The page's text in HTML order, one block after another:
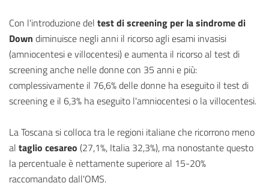
Con l'introduzione del test di screening per la sindrome di
Down diminuisce negli anni il ricorso agli esami invasisi
(amniocentesi e villocentesi) e aumenta il ricorso al test di
screening anche nelle donne con 35 anni e più:
complessivamente il 76,6% delle donne ha eseguito il test di
screening e il 6,3% ha eseguito l'amniocentesi o la villocentesi.
La Toscana si colloca tra le regioni italiane che ricorrono meno
al taglio cesareo (27,1%, Italia 32,3%), ma nonostante questo
la percentuale è nettamente superiore al 15-20%
raccomandato dall'OMS.